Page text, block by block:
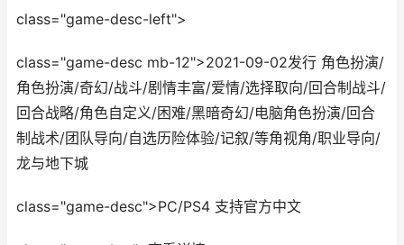
class="game-desc-left">
class="game-desc mb-12">2021-09-02发行 角色扮演/
角色扮演/奇幻/战斗/剧情丰富/爱情/选择取向/回合制战斗/
回合战略/角色自定义/困难/黑暗奇幻/电脑角色扮演/回合
制战术/团队导向/自选历险体验/记叙/等角视角/职业导向/
龙与地下城
class="game-desc">PC/PS4 支持官方中文